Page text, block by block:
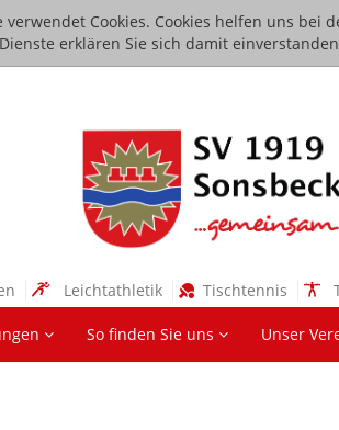
verwendet Cookies. Cookies helfen uns bei
erklären Sie sich damit
Leichtathletik Tischtennis
So finden Sie uns Unser